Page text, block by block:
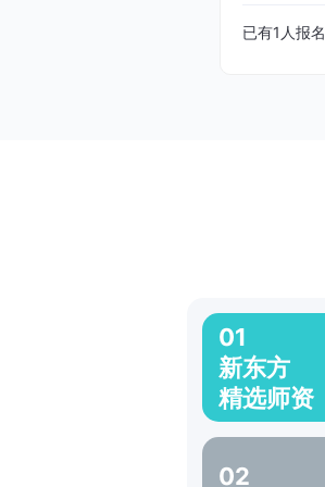
已有1 人报名
01
新东方
精选师资
02